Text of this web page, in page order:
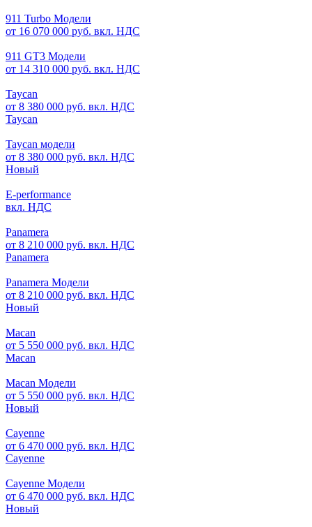
911 Turbo Модели
от 16 070 000 руб. вкл. НДС
911 GT3 Модели
от 14 310 000 руб. вкл. НДС
Taycan
от 8 380 000 руб. вкл. НДС
Taycan
Taycan модели
от 8 380 000 руб. вкл. НДС
Новый
E-performance
вкл. НДС
Panamera
от 8 210 000 руб. вкл. НДС
Panamera
Panamera Модели
от 8 210 000 руб. вкл. НДС
Новый
Macan
от 5 550 000 руб. вкл. НДС
Macan
Macan Модели
от 5 550 000 руб. вкл. НДС
Новый
Cayenne
от 6 470 000 руб. вкл. НДС
Cayenne
Cayenne Модели
от 6 470 000 руб. вкл. НДС
Новый